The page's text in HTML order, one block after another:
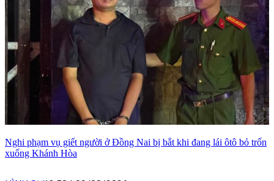
Nghi phạm vụ giết người ở Đồng Nai bị bắt khi đang lái ôtô bỏ trốn
xuống Khánh Hòa